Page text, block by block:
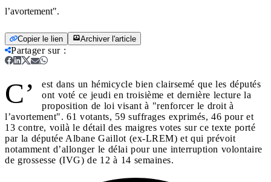
l’avortement".
Copier le lien Archiver l'article
Partager sur:
C’
est dans un hémicycle bien clairsemé que les députés
ont voté ce jeudi en troisième et dernière lecture la
proposition de loi visant à "renforcer le droit à
l’avortement". 61 votants, 59 suffrages exprimés, 46 pour et
13 contre, voilà le détail des maigres votes sur ce texte porté
par la députée Albane Gaillot (ex-LREM) et qui prévoit
notamment d’allonger le délai pour une interruption volontaire
de grossesse (IVG) de 12 à 14 semaines.